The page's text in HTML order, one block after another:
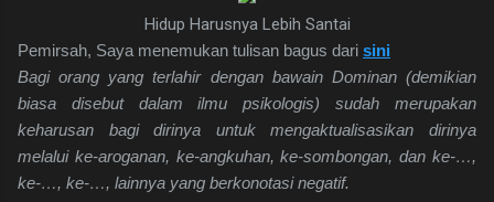
Hidup Harusnya Lebih Santai
Pemirsah, Saya menemukan tulisan bagus dari sini
Bagi orang yang terlahir dengan bawain Dominan (demikian
biasa disebut dalam ilmu psikologis) sudah merupakan
keharusan bagi dirinya untuk mengaktualisasikan dirinya
melalui ke-aroganan, ke-angkuhan, ke-sombongan, dan ke-…,
ke-…, ke-…, lainnya yang berkonotasi negatif.